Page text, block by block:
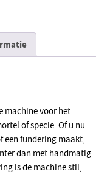
machine voor het
of specie. Of u nu
een fundering maakt,
dan met handmatig
is de machine stil,